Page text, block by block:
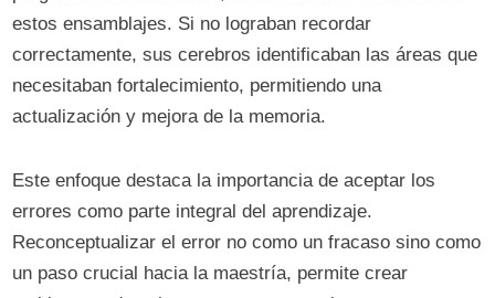
estos ensamblajes. Si no lograban recordar
correctamente, sus cerebros identificaban las áreas que
necesitaban fortalecimiento, permitiendo una
actualización y mejora de la memoria.
Este enfoque destaca la importancia de aceptar los
errores como parte integral del aprendizaje.
Reconceptualizar el error no como un fracaso sino como
un paso crucial hacia la maestría, permite crear